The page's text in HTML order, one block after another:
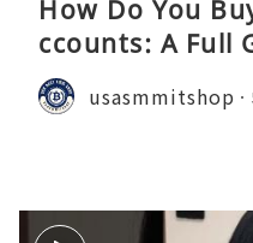
How Do You
ccounts: A Full
usasmmitshop